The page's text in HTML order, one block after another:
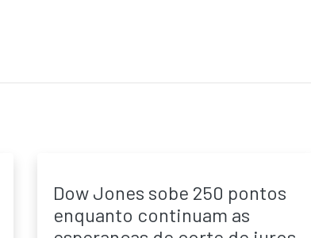
Dow Jones sobe 250 pontos
enquanto continuam as